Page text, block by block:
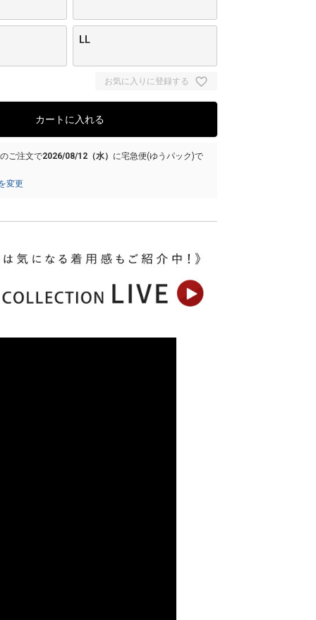
LL
お気に入りに登録する
カートに入れる
ご注文で2026/08/12（水） に宅急便(ゆうパック)で
変更